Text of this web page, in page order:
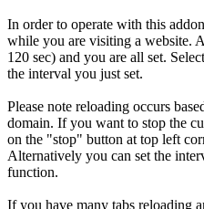
In order to operate with this
while you are visiting a website.
120 sec) and you are all set.
the interval you just set.
Please note reloading occurs
domain. If you want to stop the
on the "stop" button at top left
Alternatively you can set the
function.
If you have many tabs reloading